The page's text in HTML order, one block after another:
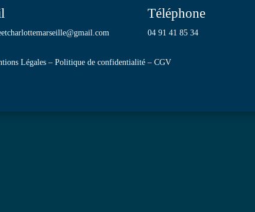
Téléphone
04 91 41 85 34
Légales –Politique de confidentialité –CGV